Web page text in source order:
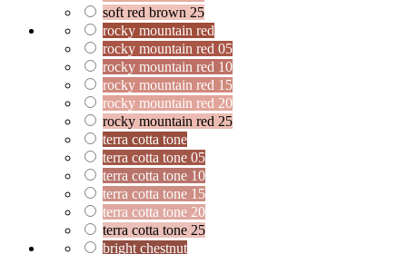
soft red brown 25
rocky mountain red
rocky mountain red 05
rocky mountain red 10
rocky mountain red 15
rocky mountain red 20
rocky mountain red 25
terra cotta tone
terra cotta tone 05
terra cotta tone 10
terra cotta tone 15
terra cotta tone 20
terra cotta tone 25
bright chestnut